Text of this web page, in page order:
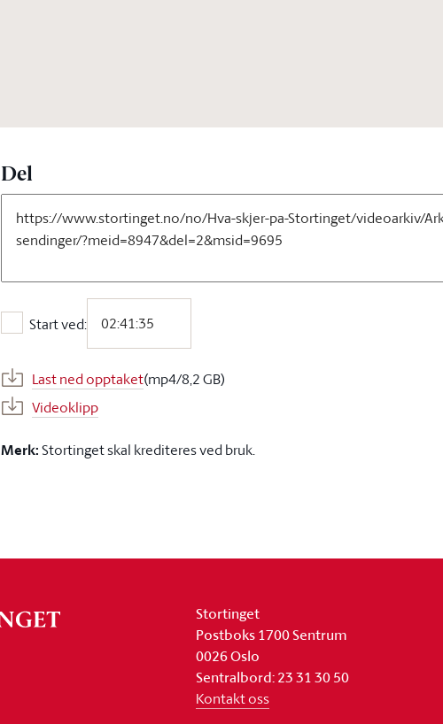
Del
Start ved:
Start ved:
Last ned opptaket(mp4/8,2 GB)
Videoklipp
Merk:Stortinget skal krediteres ved bruk.
Stortinget
Postboks 1700 Sentrum
0026 Oslo
Sentralbord: 23 31 30 50
Kontakt oss